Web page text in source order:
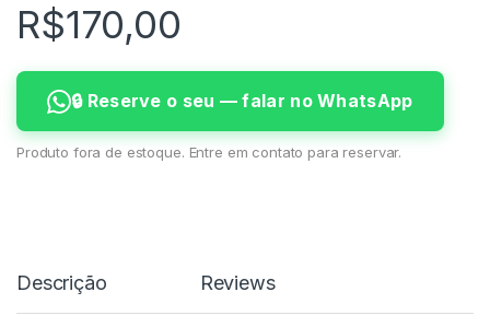
R$170,00
🔒 Reserve o seu — falar no WhatsApp
Produto fora de estoque. Entre em contato para reservar.
Descrição Reviews